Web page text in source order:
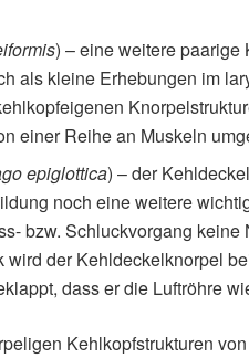
) – eine weitere
als kleine Erhebungen im
einer Reihe an Muskeln
epiglottica) – der
noch eine weitere
bzw. Schluckvorgang
der Kehldeckelknorpel
dass er die Luftröhre
Kehlkopfstrukturen